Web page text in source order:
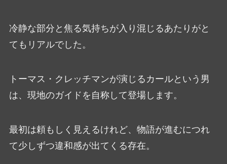
冷静な部分と焦る気持ちが入り混じるあたりがと
てもリアルでした。
トーマス・クレッチマンが演じるカールという男
は、現地のガイドを自称して登場します。
最初は頼もしく見えるけれど、物語が進むにつれ
て少しずつ違和感が出てくる存在。